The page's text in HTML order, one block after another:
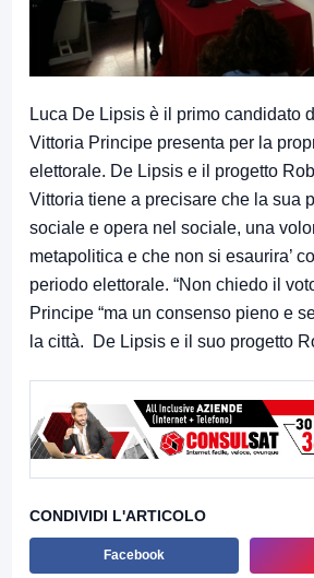
Luca De Lipsis è il primo candidato
Vittoria Principe presenta per la
elettorale. De Lipsis e il progetto
Vittoria tiene a precisare che la sua
sociale e opera nel sociale, una
metapolitica e che non si esaurira’
periodo elettorale. “Non chiedo il
Principe “ma un consenso pieno e
la città. De Lipsis e il suo progetto
CONDIVIDI L'ARTICOLO
Facebook